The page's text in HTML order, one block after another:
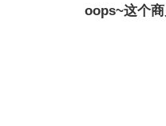
oops~这个